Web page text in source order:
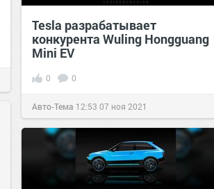
Tesla разрабатывает
конкурента Wuling Hongguang
Mini EV
0 0
Авто-Тема 12:53 07 ноя 2021